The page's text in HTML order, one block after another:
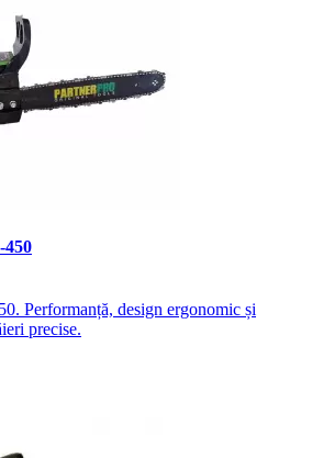
450
Performanță, design ergonomic și
precise.